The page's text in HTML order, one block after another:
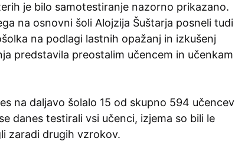
je bilo samotestiranje nazorno prikazano.
na osnovni šoli Alojzija Šuštarja posneli tudi
na podlagi lastnih opažanj in izkušenj
predstavila preostalim učencem in učenkam
na daljavo šolalo 15 od skupno 594 učencev
danes testirali vsi učenci, izjema so bili le
zaradi drugih vzrokov.